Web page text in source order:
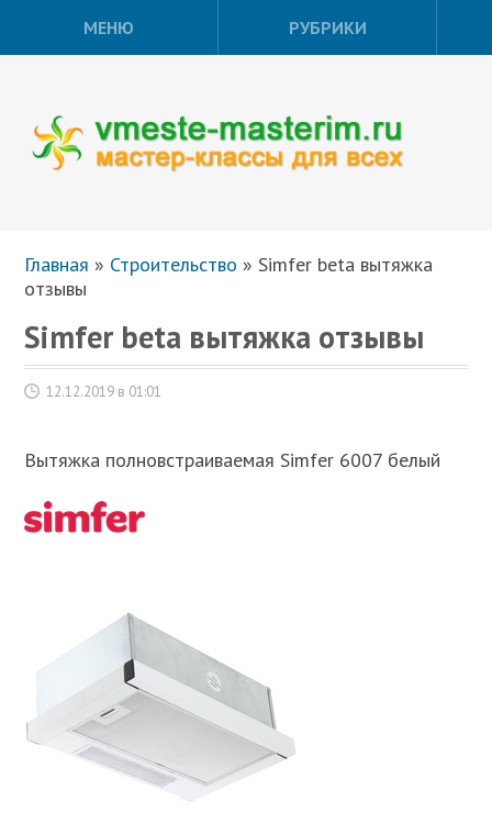
МЕНЮ РУБРИКИ
Главная » Строительство » Simfer beta вытяжка
отзывы
Simfer beta вытяжка отзывы
12.12.2019 в 01:01
Вытяжка полновстраиваемая Simfer 6007 белый